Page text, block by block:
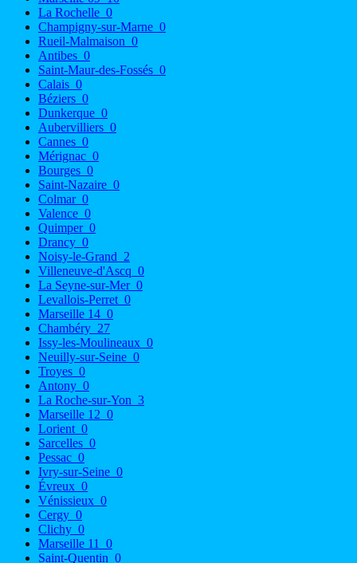
La Rochelle 0
Champigny-sur-Marne 0
Rueil-Malmaison 0
Antibes 0
Saint-Maur-des-Fossés 0
Calais 0
Béziers 0
Dunkerque 0
Aubervilliers 0
Cannes 0
Mérignac 0
Bourges 0
Saint-Nazaire 0
Colmar 0
Valence 0
Quimper 0
Drancy 0
Noisy-le-Grand 2
Villeneuve-d'Ascq 0
La Seyne-sur-Mer 0
Levallois-Perret 0
Marseille 14 0
Chambéry 27
Issy-les-Moulineaux 0
Neuilly-sur-Seine 0
Troyes 0
Antony 0
La Roche-sur-Yon 3
Marseille 12 0
Lorient 0
Sarcelles 0
Pessac 0
Ivry-sur-Seine 0
Évreux 0
Vénissieux 0
Cergy 0
Clichy 0
Marseille 11
0
Saint-Quentin 0